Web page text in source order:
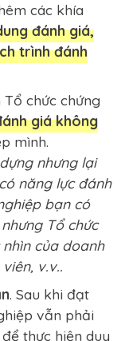
các khía
đánh giá,
trình đánh
chức chứng
giá không
mình.
nhưng lại
năng lực đánh
bạn có
Tổ chức
của doanh
v.v..
. Sau khi đạt
vẫn phải
thực hiện duy